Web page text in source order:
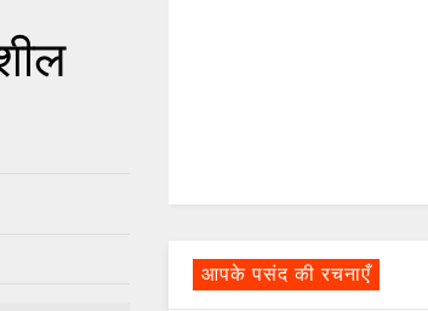
आपके पसंद की रचनाएँ